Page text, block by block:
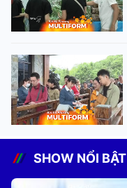
SHOW NỔI BẬT